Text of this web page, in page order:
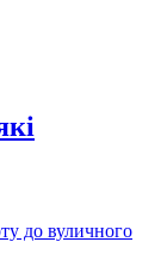
до вуличного